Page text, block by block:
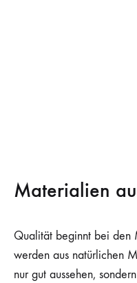
Materialien
Qualität beginnt bei den
werden aus natürlichen
nur gut aussehen,